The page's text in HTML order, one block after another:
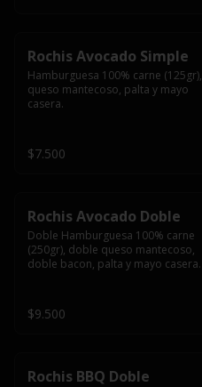
Rochis Avocado Simple
Hamburguesa 100% carne (125gr),
queso mantecoso, palta y mayo
casera.
$7.500
Rochis Avocado Doble
Doble Hamburguesa 100% carne
(250gr), doble queso mantecoso,
doble bacon, palta y mayo casera.
$9.500
Rochis BBQ Doble